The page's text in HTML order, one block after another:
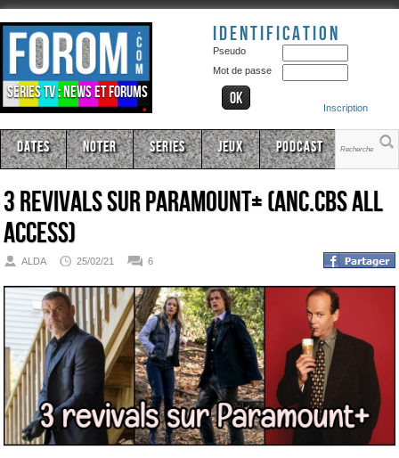
Séries TV : news et forums
Identification
Pseudo
Mot de passe
Inscription
Dates Noter Series Jeux Podcast
3 revivals sur Paramount+ (anc.CBS All
Access)
ALDA 25/02/21 6